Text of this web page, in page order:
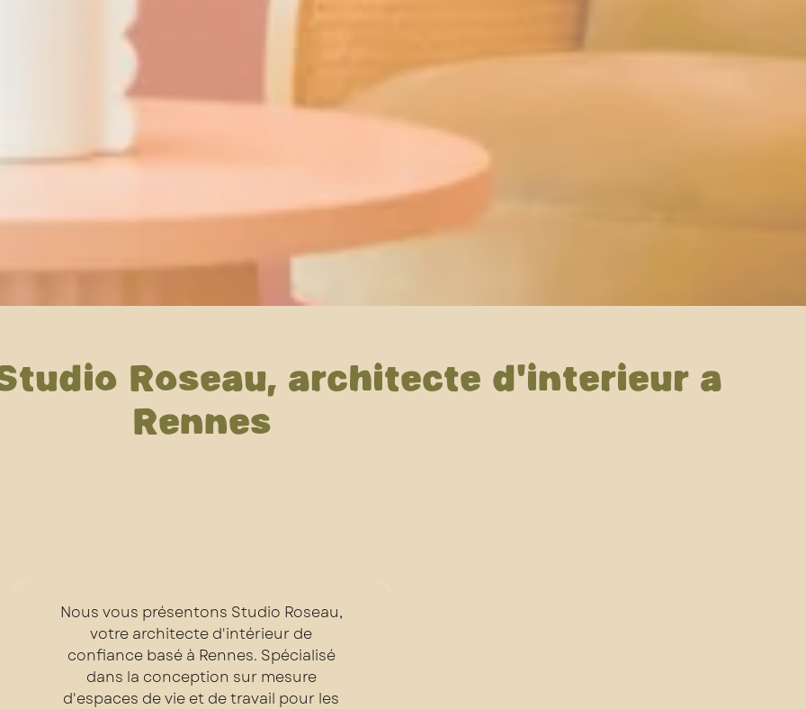
Roseau, architecte d'intérieur à
Rennes
Nous vous présentons Studio Roseau,
votre architecte d'intérieur de
confiance basé à Rennes. Spécialisé
dans la conception sur mesure
d'espaces de vie et de travail pour les